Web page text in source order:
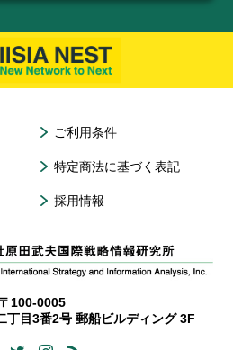
ご利用条件
特定商法に基づく表記
採用情報
100-0005
丁目3番2号 郵船ビルディング 3F